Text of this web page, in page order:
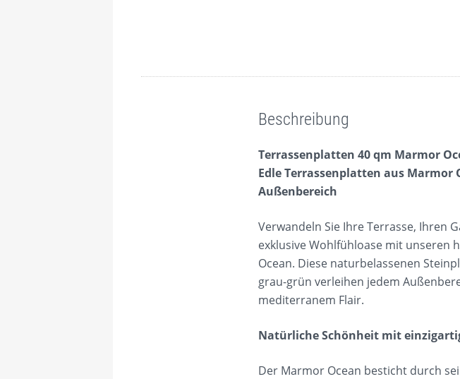
Beschreibung
Terrassenplatten 40 qm Marmor
Edle Terrassenplatten aus Marmor
Außenbereich
Verwandeln Sie Ihre Terrasse, Ihren
exklusive Wohlfühloase mit unseren
Ocean. Diese naturbelassenen
grau-grün verleihen jedem
mediterranem Flair.
Natürliche Schönheit mit
Der Marmor Ocean besticht durch